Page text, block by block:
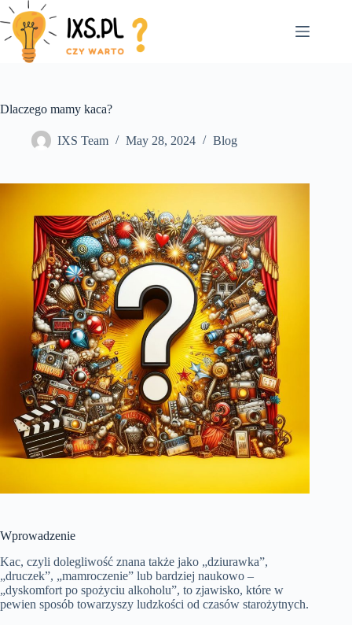
Skip
to
content
Dlaczego mamy kaca?
IXS Team May 28, 2024 Blog
Wprowadzenie
Kac, czyli dolegliwość znana także jako „dziurawka”,
„druczek”, „mamroczenie” lub bardziej naukowo –
„dyskomfort po spożyciu alkoholu”, to zjawisko, które w
pewien sposób towarzyszy ludzkości od czasów starożytnych.